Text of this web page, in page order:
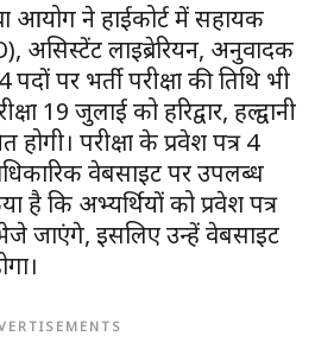
आयोग ने हाईकोर्ट में सहायक
असिस्टेंट लाइब्रेरियन, अनुवादक
पर भर्ती परीक्षा की तिथि भी
19 जुलाई को हरिद्वार, हल्द्वानी
परीक्षा के प्रवेश पत्र 4
वेबसाइट पर उपलब्ध
है कि अभ्यर्थियों को प्रवेश पत्र
जाएंगे, इसलिए उन्हें वेबसाइट